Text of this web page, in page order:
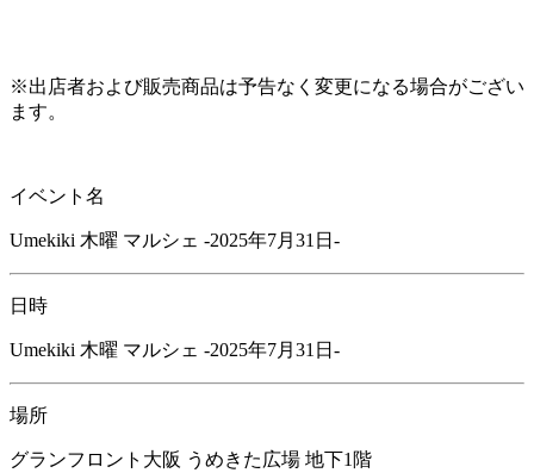
※出店者および販売商品は予告なく変更になる場合がござい
ます。
イベント名
Umekiki 木曜 マルシェ -2025年7月31日-
日時
Umekiki 木曜 マルシェ -2025年7月31日-
場所
グランフロント大阪 うめきた広場 地下1階